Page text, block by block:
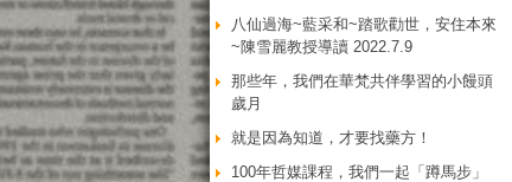
八仙過海~藍采和~踏歌勸世，安住本來
~陳雪麗教授導讀 2022.7.9
那些年，我們在華梵共伴學習的小饅頭
歲月
就是因為知道，才要找藥方！
100年哲媒課程，我們一起「蹲馬步」